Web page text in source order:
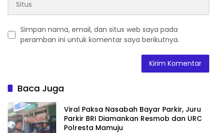
Simpan nama, email, dan situs web saya pada
peramban ini untuk komentar saya berikutnya.
Baca Juga
Viral Paksa Nasabah Bayar Parkir, Juru
Parkir BRI Diamankan Resmob dan URC
Polresta Mamuju